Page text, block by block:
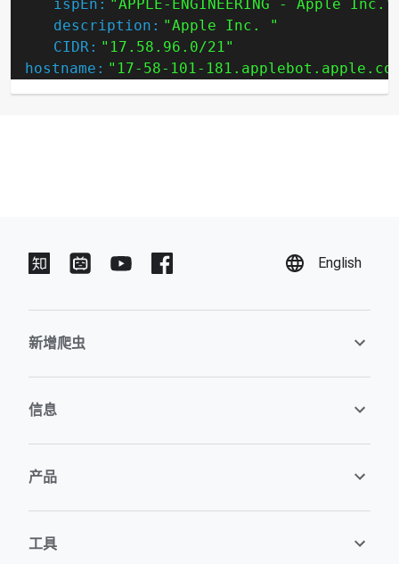
ispEn: "APPLE-ENGINEERING - Apple Inc."
description: "Apple Inc. "
CIDR: "17.58.96.0/21"
hostname: "17-58-101-
English
新增爬虫
信息
产品
工具